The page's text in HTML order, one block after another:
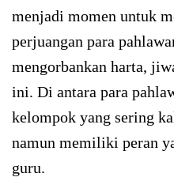
menjadi momen untuk
perjuangan para
mengorbankan harta,
ini. Di antara para
kelompok yang sering
namun memiliki peran
guru.